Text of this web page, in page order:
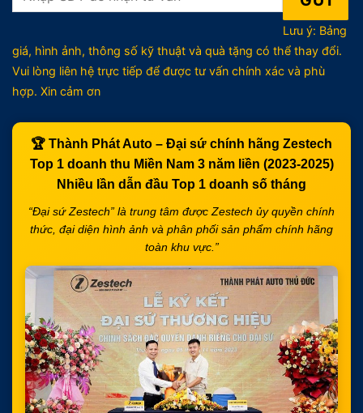
Lưu ý: Bảng
giá, hình ảnh, thông số kỹ thuật và quà tặng có thể thay đổi.
Vui lòng liên hệ trực tiếp để được tư vấn chính xác và phù
hợp. Xin cảm ơn
🏆 Thành Phát Auto – Đại sứ chính hãng Zestech
Top 1 doanh thu Miền Nam 3 năm liền (2023-2025)
Nhiều lần dẫn đầu Top 1 doanh số tháng
“Đại sứ Zestech” là trung tâm được Zestech ủy quyền chính
thức, đại diện hình ảnh và phân phối sản phẩm chính hãng
toàn khu vực.”